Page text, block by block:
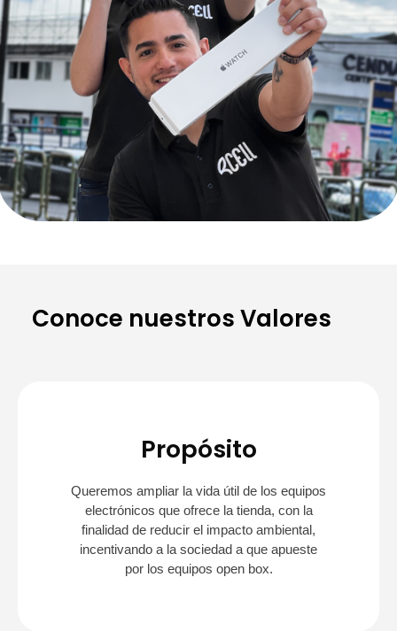
Conoce nuestros Valores
Propósito
Queremos ampliar la vida útil de los equipos
electrónicos que ofrece la tienda, con la
finalidad de reducir el impacto ambiental,
incentivando a la sociedad a que apueste
por los equipos open box.